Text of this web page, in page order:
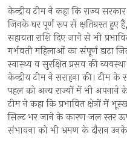
केन्द्रीय टीम ने कहा कि राज्य
जिनके घर पूर्ण रूप से क्षतिग्रस्त
सहायता राशि दिए जाने से भी
गर्भवती महिलाओं का संपूर्ण डाटा
स्वास्थ्य व सुरक्षित प्रसव की
केन्द्रीय टीम ने सराहना की। टीम
पहल को अन्य राज्यों में भी अपनाने
टीम ने कहा कि प्रभावित क्षेत्रों में
सिल्ट भर जाने के कारण जल स्तर
संभावना को भी भ्रमण के दौरान